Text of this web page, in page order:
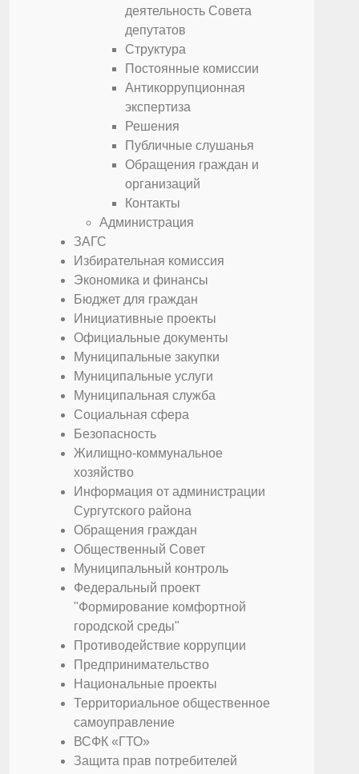
деятельность Совета
депутатов
Структура
Постоянные комиссии
Антикоррупционная
экспертиза
Решения
Публичные слушанья
Обращения граждан и
организаций
Контакты
Администрация
ЗАГС
Избирательная комиссия
Экономика и финансы
Бюджет для граждан
Инициативные проекты
Официальные документы
Муниципальные закупки
Муниципальные услуги
Муниципальная служба
Социальная сфера
Безопасность
Жилищно-коммунальное
хозяйство
Информация от администрации
Сургутского района
Обращения граждан
Общественный Совет
Муниципальный контроль
Федеральный проект
"Формирование комфортной
городской среды"
Противодействие коррупции
Предпринимательство
Национальные проекты
Территориальное общественное
самоуправление
ВСФК «ГТО»
Защита прав потребителей